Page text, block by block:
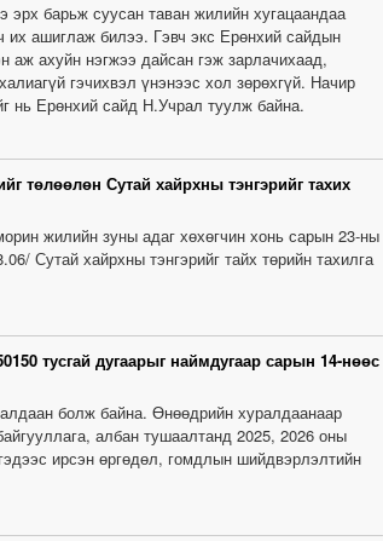
барьж суусан таван жилийн хугацаандаа
их ашиглаж билээ. Гэвч экс Ерөнхий сайдын
аж ахуйн нэгжээ дайсан гэж зарлачихаад,
гэчихвэл үнэнээс хол зөрөхгүй. Начир
нь Ерөнхий сайд Н.Учрал туулж байна.
төлөөлөн Сутай хайрхны тэнгэрийг тахих
жилийн зуны адаг хөхөгчин хонь сарын 23-ны
Сутай хайрхны тэнгэрийг тайх төрийн тахилга
тусгай дугаарыг наймдугаар сарын 14-нөөс
болж байна. Өнөөдрийн хуралдаанаар
албан тушаалтанд 2025, 2026 оны
ирсэн өргөдөл, гомдлын шийдвэрлэлтийн